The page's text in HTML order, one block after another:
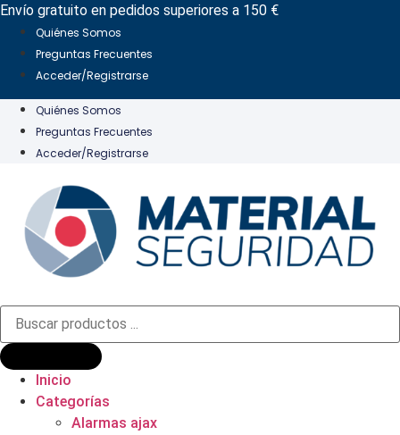
Ir
contenido
Envío gratuito en pedidos superiores a 150 €
Quiénes Somos
Preguntas Frecuentes
Acceder/Registrarse
Quiénes Somos
Preguntas Frecuentes
Acceder/Registrarse
Búsqueda
productos
Inicio
Categorías
Alarmas ajax